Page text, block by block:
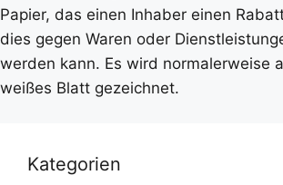
Papier, das einen Inhaber einen
dies gegen Waren oder
werden kann. Es wird normalerweise
weißes Blatt gezeichnet.
Kategorien